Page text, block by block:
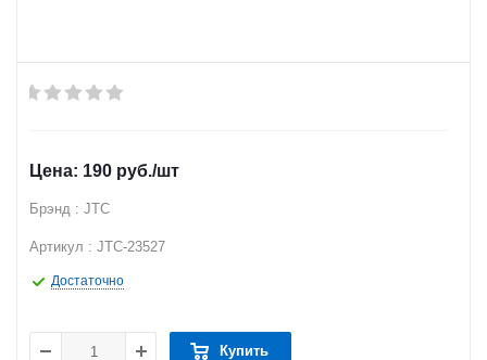
190 руб./шт
Брэнд : JTC
Артикул : JTC-23527
Достаточно
Купить